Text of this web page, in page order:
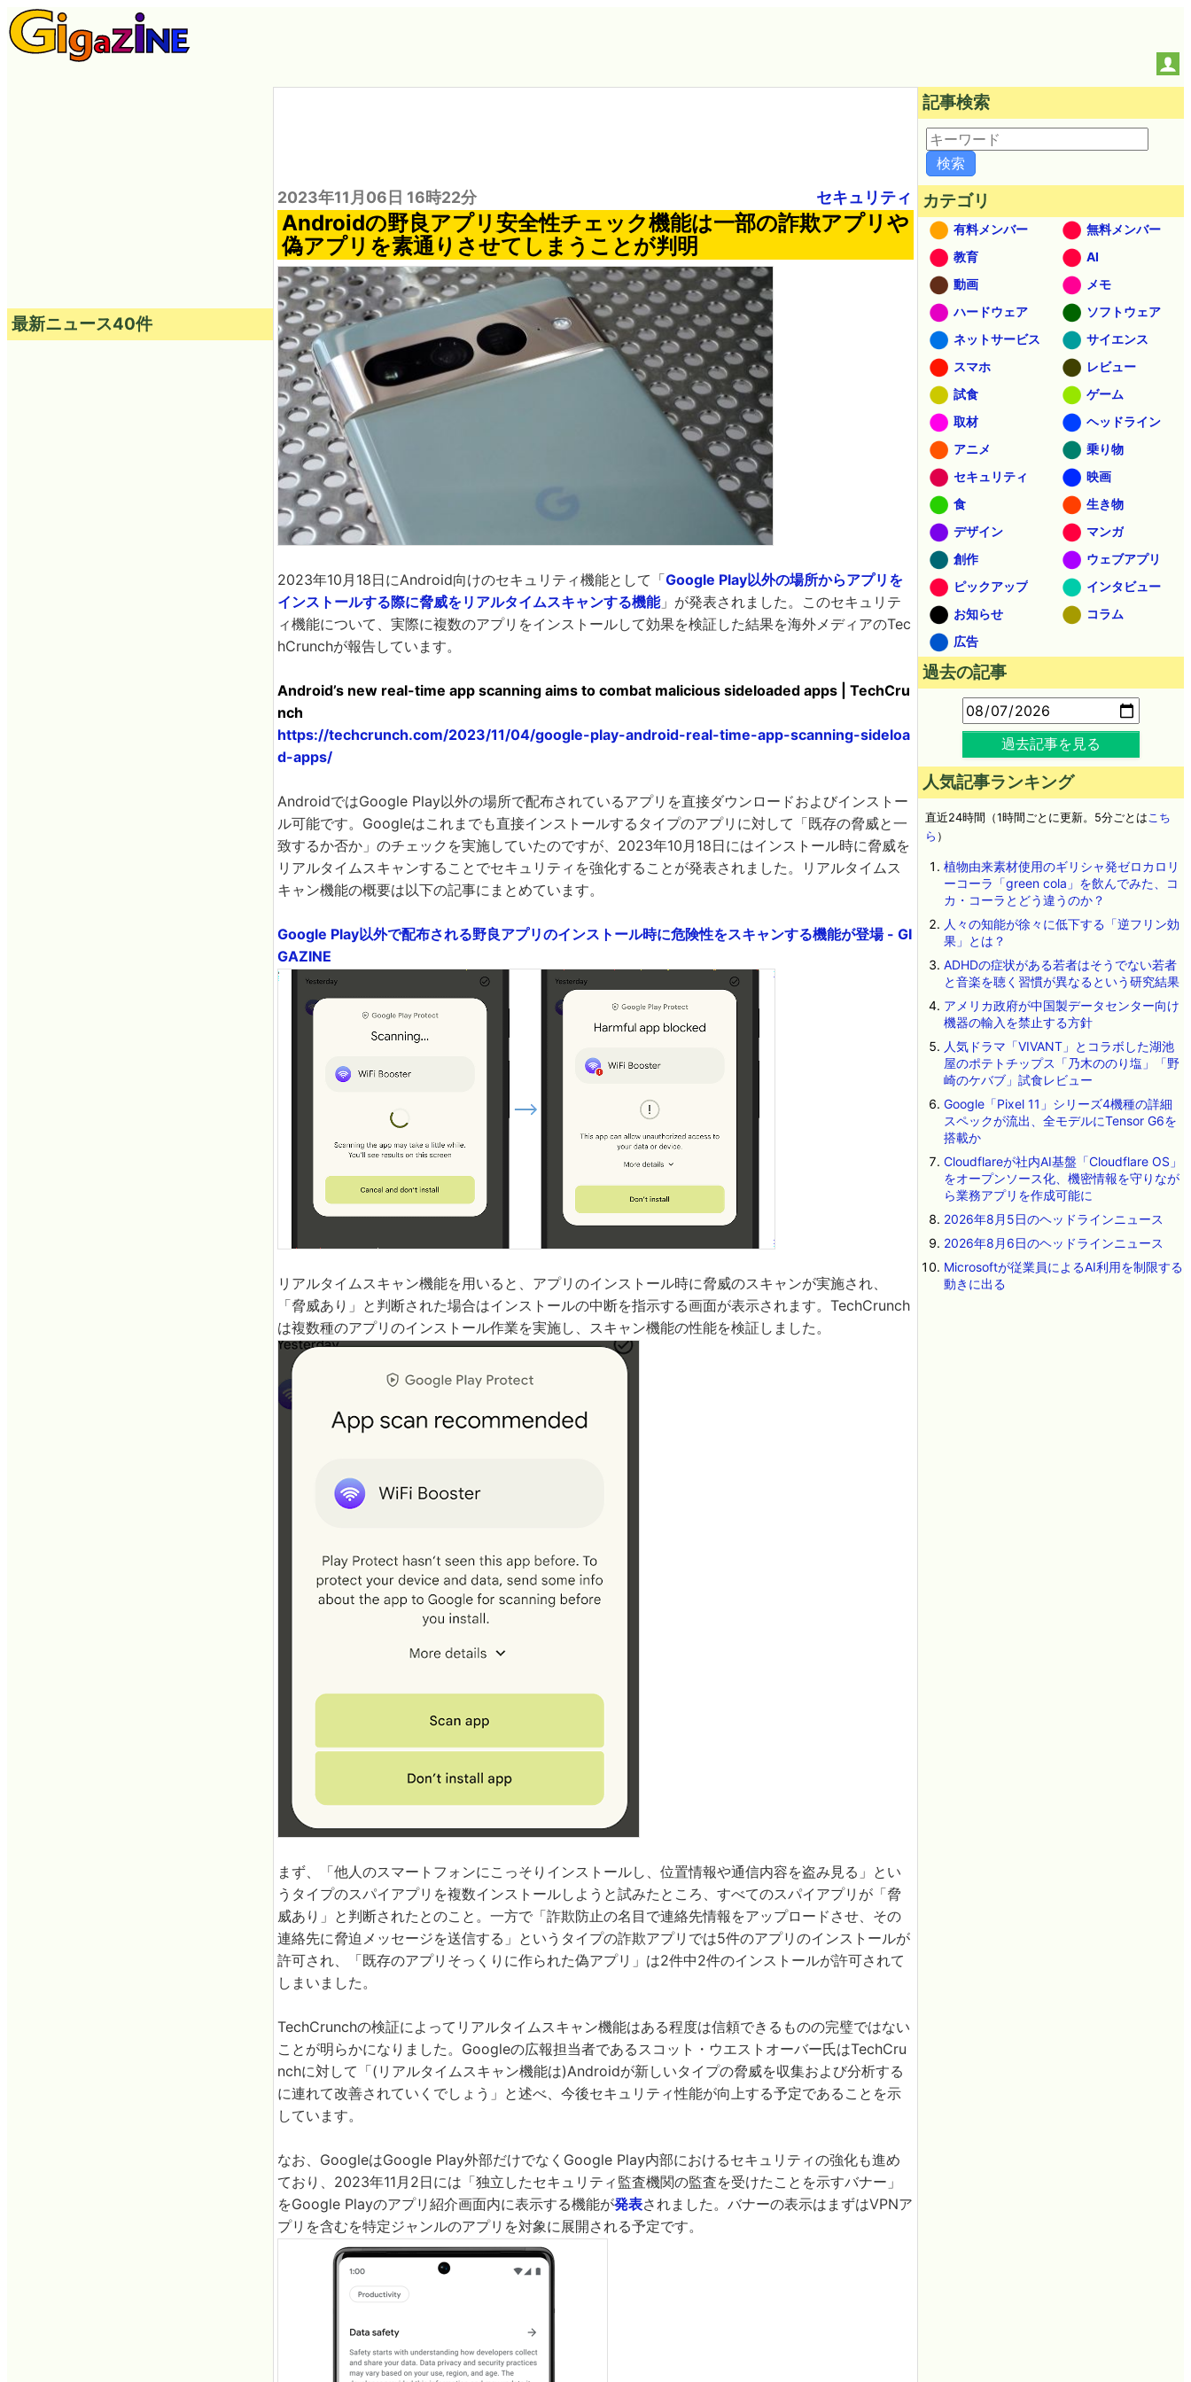
2023年11月06日 16時22分 セキュリティ
Androidの野良アプリ安全性チェック機能は一部の詐欺アプリや
偽アプリを素通りさせてしまうことが判明
2023年10月18日にAndroid向けのセキュリティ機能として「Google Play以外の場所からアプリを
インストールする際に脅威をリアルタイムスキャンする機能」が発表されました。このセキュリテ
ィ機能について、実際に複数のアプリをインストールして効果を検証した結果を海外メディアのTec
hCrunchが報告しています。
Android’s new real-time app scanning aims to combat malicious sideloaded apps | TechCru
nch
https://techcrunch.com/2023/11/04/google-play-android-real-time-app-scanning-sideloa
d-apps/
AndroidではGoogle Play以外の場所で配布されているアプリを直接ダウンロードおよびインストー
ル可能です。Googleはこれまでも直接インストールするタイプのアプリに対して「既存の脅威と一
致するか否か」のチェックを実施していたのですが、2023年10月18日にはインストール時に脅威を
リアルタイムスキャンすることでセキュリティを強化することが発表されました。リアルタイムス
キャン機能の概要は以下の記事にまとめています。
Google Play以外で配布される野良アプリのインストール時に危険性をスキャンする機能が登場 - GI
GAZINE
リアルタイムスキャン機能を用いると、アプリのインストール時に脅威のスキャンが実施され、
「脅威あり」と判断された場合はインストールの中断を指示する画面が表示されます。TechCrunch
は複数種のアプリのインストール作業を実施し、スキャン機能の性能を検証しました。
まず、「他人のスマートフォンにこっそりインストールし、位置情報や通信内容を盗み見る」とい
うタイプのスパイアプリを複数インストールしようと試みたところ、すべてのスパイアプリが「脅
威あり」と判断されたとのこと。一方で「詐欺防止の名目で連絡先情報をアップロードさせ、その
連絡先に脅迫メッセージを送信する」というタイプの詐欺アプリでは5件のアプリのインストールが
許可され、「既存のアプリそっくりに作られた偽アプリ」は2件中2件のインストールが許可されて
しまいました。
TechCrunchの検証によってリアルタイムスキャン機能はある程度は信頼できるものの完璧ではない
ことが明らかになりました。Googleの広報担当者であるスコット・ウエストオーバー氏はTechCru
nchに対して「(リアルタイムスキャン機能は)Androidが新しいタイプの脅威を収集および分析する
に連れて改善されていくでしょう」と述べ、今後セキュリティ性能が向上する予定であることを示
しています。
なお、GoogleはGoogle Play外部だけでなくGoogle Play内部におけるセキュリティの強化も進め
ており、2023年11月2日には「独立したセキュリティ監査機関の監査を受けたことを示すバナー」
をGoogle Playのアプリ紹介画面内に表示する機能が発表されました。バナーの表示はまずはVPNア
プリを含むを特定ジャンルのアプリを対象に展開される予定です。
最新ニュース40件
記事検索
カテゴリ
有料メンバー
無料メンバー
教育
AI
動画
メモ
ハードウェア
ソフトウェア
ネットサービス
サイエンス
スマホ
レビュー
試食
ゲーム
取材
ヘッドライン
アニメ
乗り物
セキュリティ
映画
食
生き物
デザイン
マンガ
創作
ウェブアプリ
ピックアップ
インタビュー
お知らせ
コラム
広告
過去の記事
過去記事を見る
人気記事ランキング
直近24時間（1時間ごとに更新。5分ごとはこち
ら ）
植物由来素材使用のギリシャ発ゼロカロリ
ーコーラ「green cola」を飲んでみた、コ
カ・コーラとどう違うのか？
人々の知能が徐々に低下する「逆フリン効
果」とは？
ADHDの症状がある若者はそうでない若者
と音楽を聴く習慣が異なるという研究結果
アメリカ政府が中国製データセンター向け
機器の輸入を禁止する方針
人気ドラマ「VIVANT」とコラボした湖池
屋のポテトチップス「乃木ののり塩」「野
崎のケバブ」試食レビュー
Google「Pixel 11」シリーズ4機種の詳細
スペックが流出、全モデルにTensor G6を
搭載か
Cloudflareが社内AI基盤「Cloudflare OS」
をオープンソース化、機密情報を守りなが
ら業務アプリを作成可能に
2026年8月5日のヘッドラインニュース
2026年8月6日のヘッドラインニュース
Microsoftが従業員によるAI利用を制限する
動きに出る